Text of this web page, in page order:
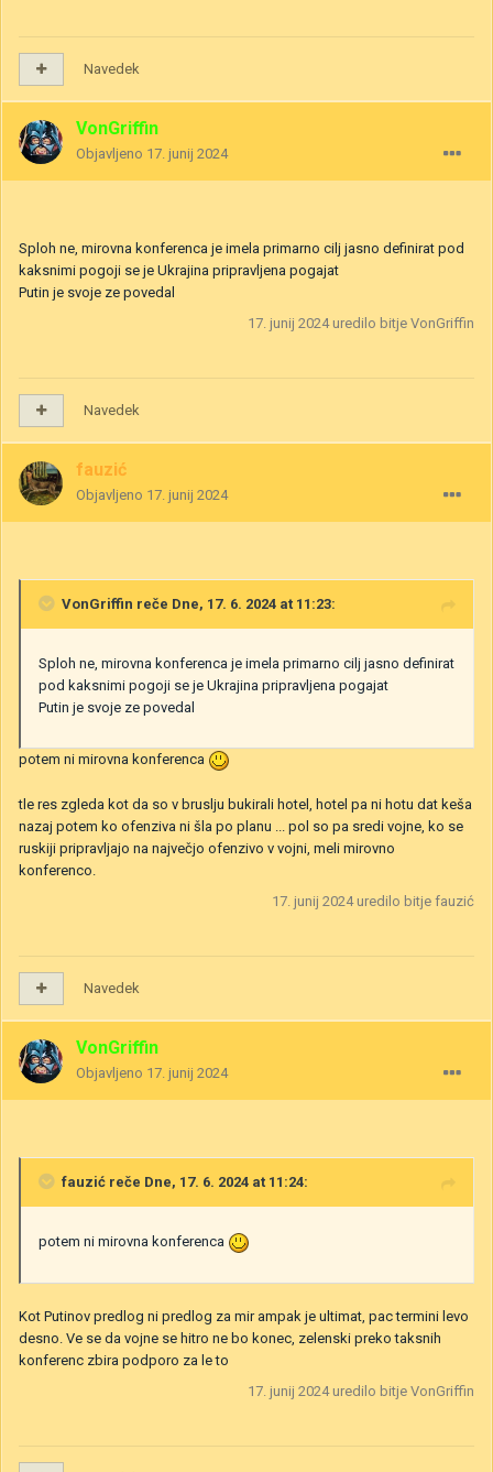
Navedek
VonGriffin
Objavljeno 17. junij 2024
Sploh ne, mirovna konferenca je imela primarno cilj jasno definirat pod
kaksnimi pogoji se je Ukrajina pripravljena pogajat
Putin je svoje ze povedal
17. junij 2024uredilo bitje VonGriffin
Navedek
fauzić
Objavljeno 17. junij 2024
VonGriffin reče Dne, 17. 6. 2024 at 11:23:
Sploh ne, mirovna konferenca je imela primarno cilj jasno definirat
pod kaksnimi pogoji se je Ukrajina pripravljena pogajat
Putin je svoje ze povedal
potem ni mirovna konferenca
tle res zgleda kot da so v bruslju bukirali hotel, hotel pa ni hotu dat keša
nazaj potem ko ofenziva ni šla po planu ... pol so pa sredi vojne, ko se
ruskiji pripravljajo na največjo ofenzivo v vojni, meli mirovno
konferenco.
17. junij 2024uredilo bitje fauzić
Navedek
VonGriffin
Objavljeno 17. junij 2024
fauzić reče Dne, 17. 6. 2024 at 11:24:
potem ni mirovna konferenca
Kot Putinov predlog ni predlog za mir ampak je ultimat, pac termini levo
desno. Ve se da vojne se hitro ne bo konec, zelenski preko taksnih
konferenc zbira podporo za le to
17. junij 2024uredilo bitje VonGriffin